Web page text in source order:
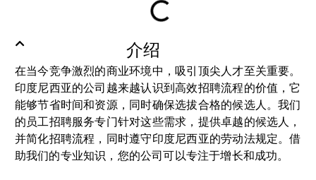
介绍
在当今竞争激烈的商业环境中，吸引顶尖人才至关重要。
印度尼西亚的公司越来越认识到高效招聘流程的价值，它
能够节省时间和资源，同时确保选拔合格的候选人。我们
的员工招聘服务专门针对这些需求，提供卓越的候选人，
并简化招聘流程，同时遵守印度尼西亚的劳动法规定。借
助我们的专业知识，您的公司可以专注于增长和成功。